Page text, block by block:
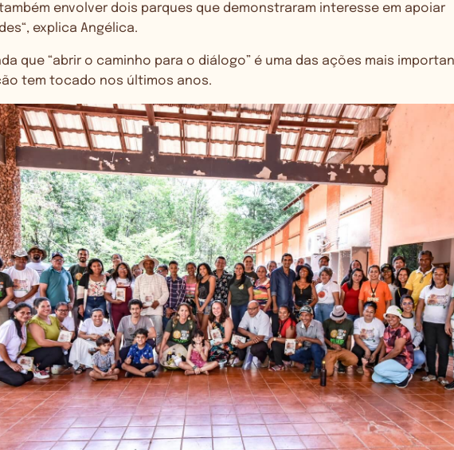
envolver dois parques que demonstraram interesse em apoiar
“, explica Angélica.
que “abrir o caminho para o diálogo” é uma das ações mais
tem tocado nos últimos anos.